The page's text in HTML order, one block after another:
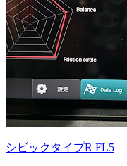
シビックタイプR FL5